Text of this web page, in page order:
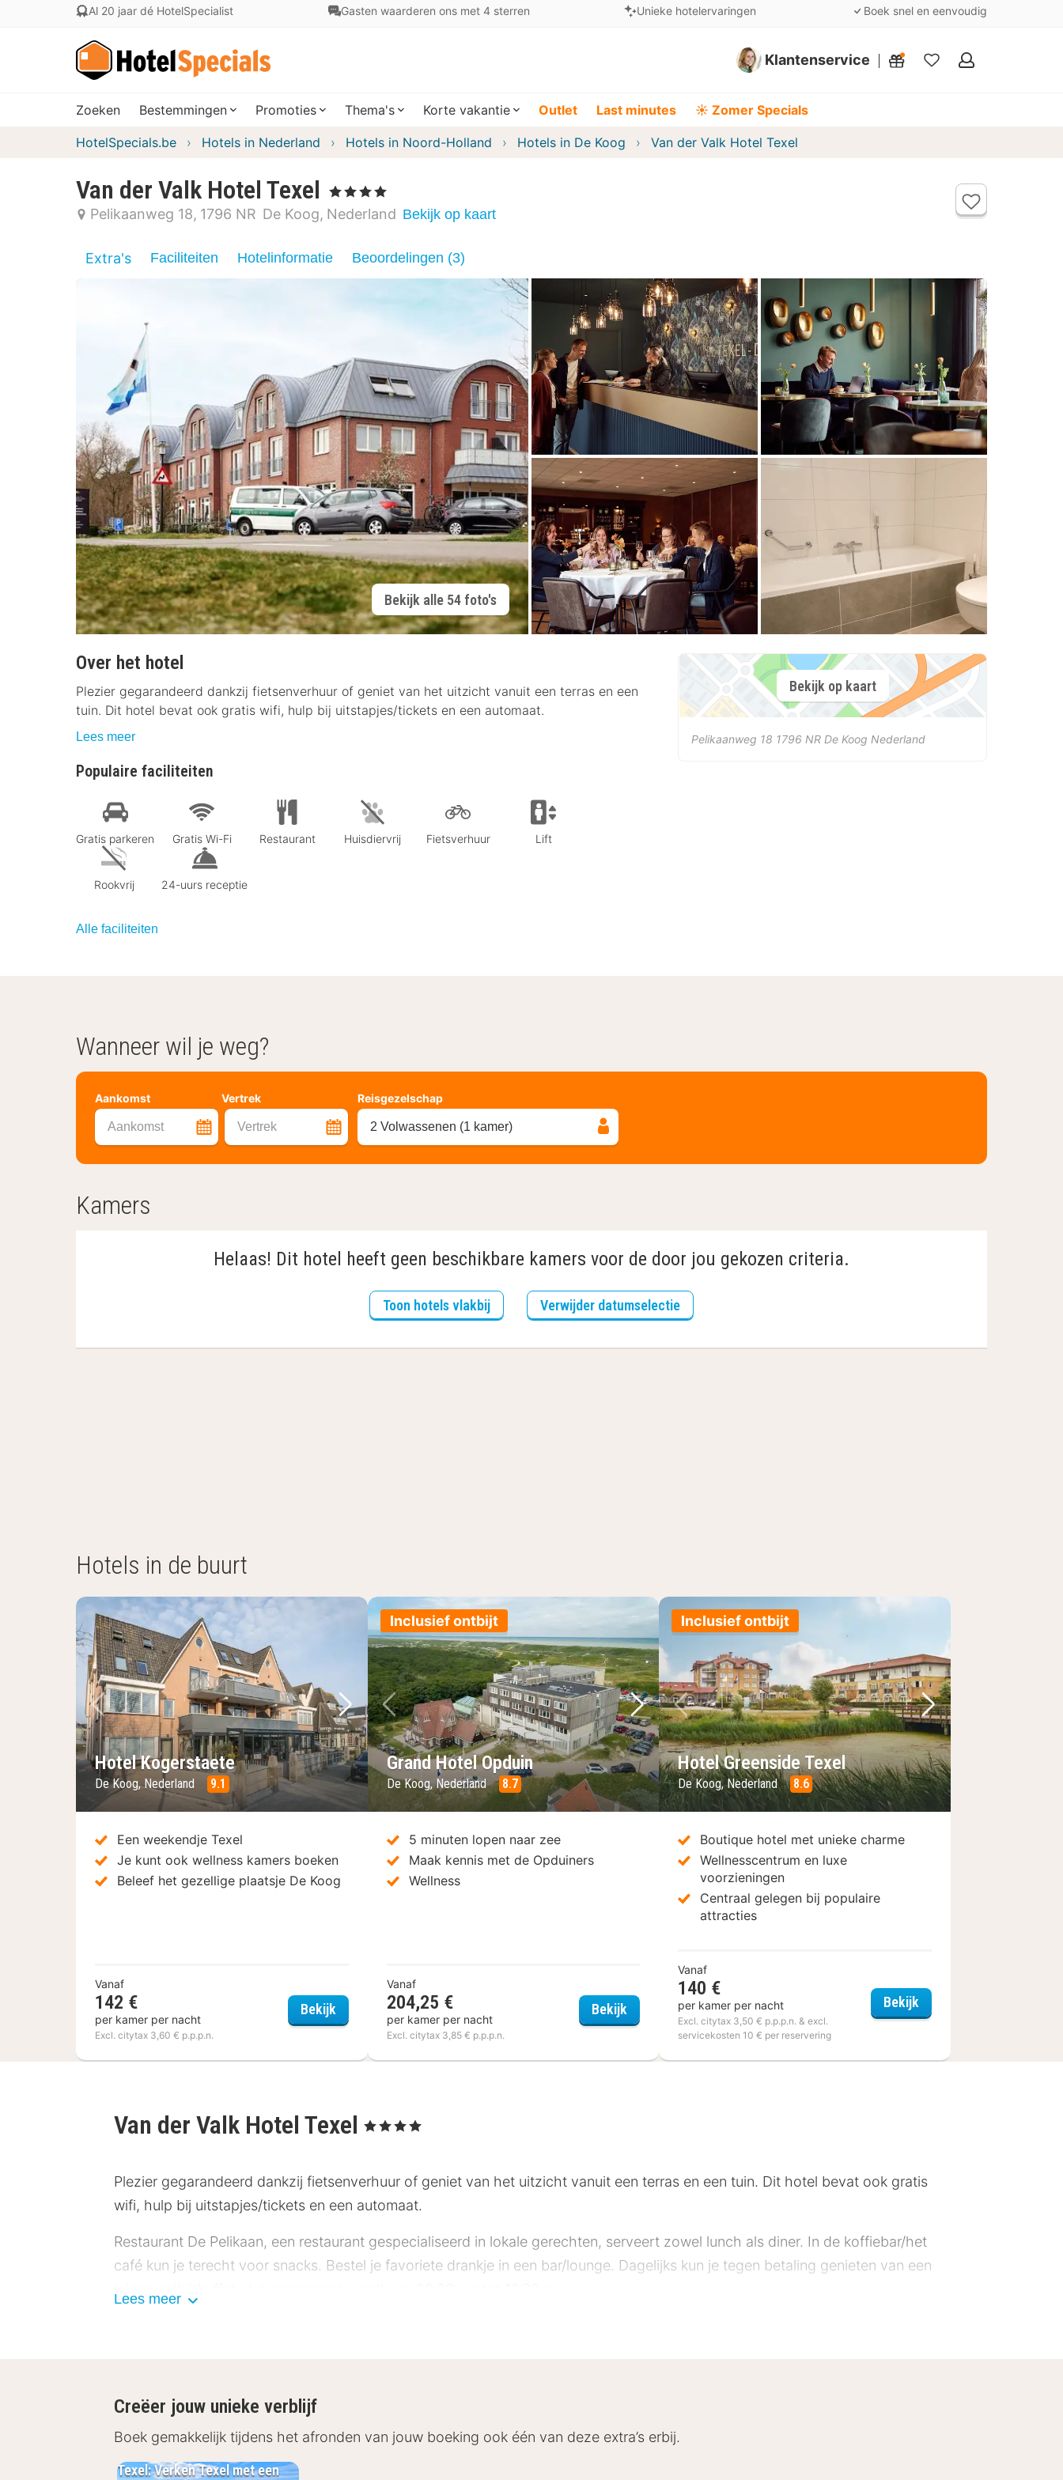
Al 20 jaar dé HotelSpecialist Gasten waarderen ons met 4 sterren Unieke hotelervaringen Boek snel en eenvoudig
Klantenservice
Mijn
Zoeken Bestemmingen Promoties Thema's Korte vakantie Outlet Last minutes ☀️ Zomer Specials
HotelSpecials.be Hotels in Nederland Hotels in Noord-Holland Hotels in De Koog Van der Valk Hotel Texel
Van der Valk Hotel Texel , 4 Sterren
Pelikaanweg 18 1796 NR De Koog Nederland Bekijk op kaart
Extra's Faciliteiten Hotelinformatie Beoordelingen (3)
Bekijk alle 54 foto's
Over het hotel
Plezier gegarandeerd dankzij fietsenverhuur of geniet van het uitzicht vanuit een terras en een
tuin. Dit hotel bevat ook gratis wifi, hulp bij uitstapjes/tickets en een automaat.
Lees meer
Populaire faciliteiten
Gratis parkeren Gratis Wi-Fi Restaurant Huisdiervrij Fietsverhuur Lift
Rookvrij 24-uurs receptie
Alle faciliteiten
Bekijk op kaart
Pelikaanweg 18 1796 NR De Koog Nederland
Wanneer wil je weg?
Aankomst Vertrek
Aankomst Vertrek
Reisgezelschap
2 Volwassenen (1 kamer)
Kamers
Helaas! Dit hotel heeft geen beschikbare kamers voor de door jou gekozen criteria.
Toon hotels vlakbij Verwijder datumselectie
Hotels in de buurt
Vorige foto
Volgende foto
Hotel Kogerstaete
De Koog, Nederland 9.1
Een weekendje Texel
Je kunt ook wellness kamers boeken
Beleef het gezellige plaatsje De Koog
Vanaf
142 €
per kamer per nacht
Excl. citytax 3,60 € p.p.p.n.
BekijkHotel Kogerstaete
Inclusief ontbijt
Vorige foto
Volgende foto
Grand Hotel Opduin
De Koog, Nederland 8.7
5 minuten lopen naar zee
Maak kennis met de Opduiners
Wellness
Vanaf
204,25 €
per kamer per nacht
Excl. citytax 3,85 € p.p.p.n.
Bekijk Grand Hotel Opduin
Inclusief ontbijt
Vorige foto
Volgende foto
Hotel Greenside Texel
De Koog, Nederland 8.6
Boutique hotel met unieke charme
Wellnesscentrum en luxe
voorzieningen
Centraal gelegen bij populaire
attracties
Vanaf
140 €
per kamer per nacht
Excl. citytax 3,50 € p.p.p.n. & excl.
servicekosten 10 € per reservering
BekijkHotel Greenside Texel
Van der Valk Hotel Texel , 4 Sterren
Plezier gegarandeerd dankzij fietsenverhuur of geniet van het uitzicht vanuit een terras en een tuin. Dit hotel bevat ook gratis
wifi, hulp bij uitstapjes/tickets en een automaat.
Restaurant De Pelikaan, een restaurant gespecialiseerd in lokale gerechten, serveert zowel lunch als diner. In de koffiebar/het
café kun je terecht voor snacks. Bestel je favoriete drankje in een bar/lounge. Dagelijks kun je tegen betaling genieten van een
Doe of je thuis bent in één van de 62 kamers met een minibar. Dankzij gratis wifi blijf je online, terwijl de tv met digitale zenders
zorgt voor het kijkplezier. Bij de voorzieningen horen een telefoon, net zoals een bureau en een waterkoker.
Lees meer
Creëer jouw unieke verblijf
Boek gemakkelijk tijdens het afronden van jouw boeking ook één van deze extra’s erbij.
Texel: Verken Texel met een